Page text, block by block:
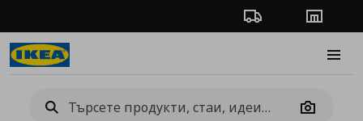
Проследяване на
Camera